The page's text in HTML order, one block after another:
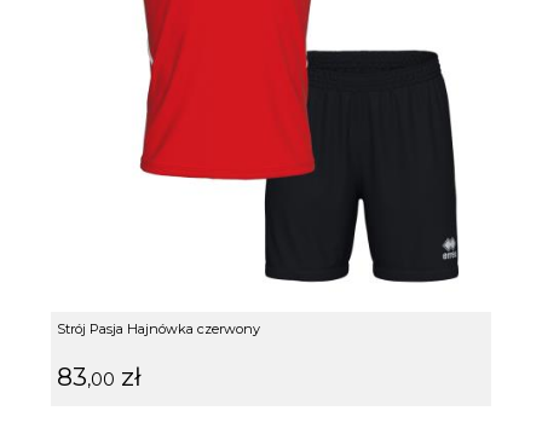
Strój Pasja Hajnówka czerwony
83,00 zł